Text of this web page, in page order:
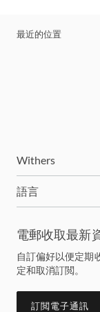
最近的位置
Withers
語言
電郵收取最新
自訂偏好以便定期
定和取消訂閲。
訂閲電子通訊